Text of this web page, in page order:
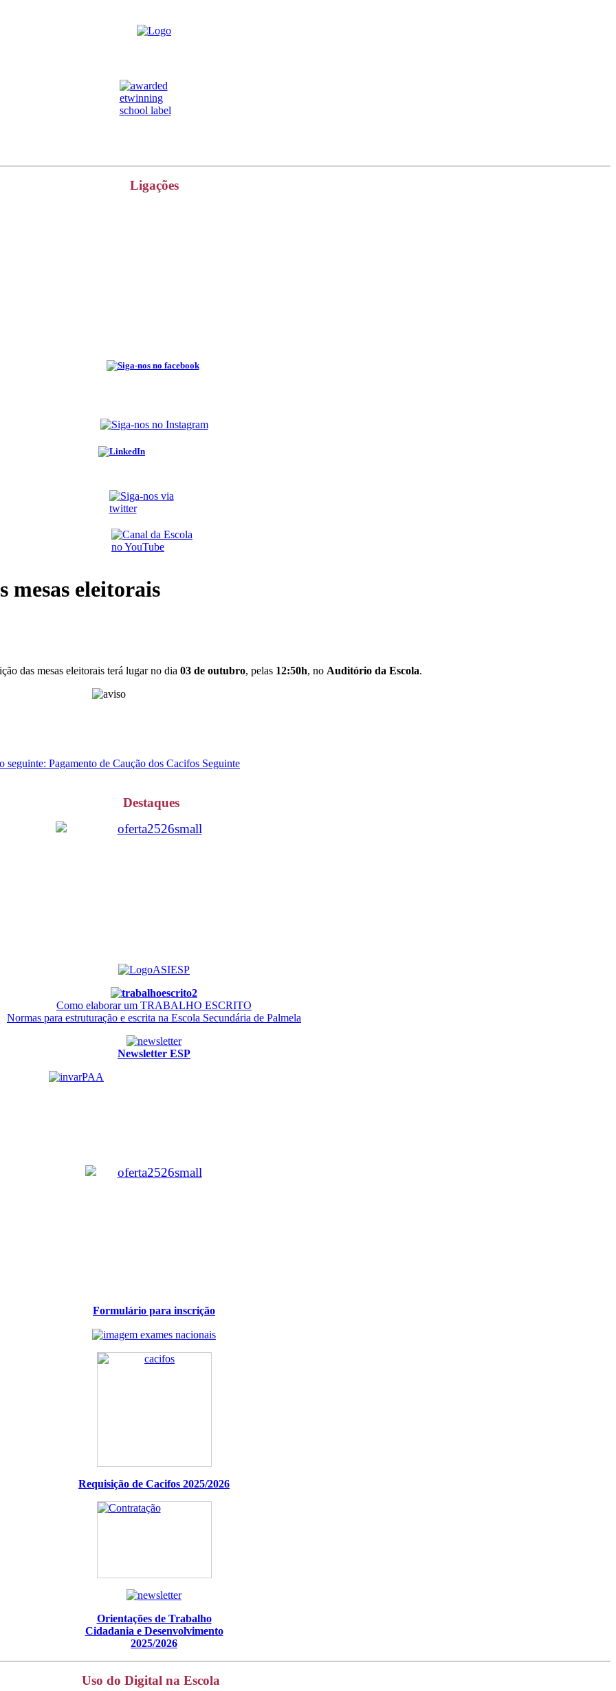
Ligações
mesas eleitorais
das mesas eleitorais terá lugar no dia 03 de outubro, pelas 12:50h, no Auditório da Escola.
seguinte: Pagamento de Caução dos Cacifos Seguinte
Destaques
Como elaborar um TRABALHO ESCRITO
Normas para estruturação e escrita na Escola Secundária de Palmela
Newsletter ESP
Formulário para inscrição
Requisição de Cacifos 2025/2026
Orientações de Trabalho
Cidadania e Desenvolvimento
2025/2026
Uso do Digital na Escola